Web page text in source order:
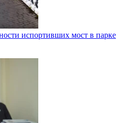
испортивших мост в парке